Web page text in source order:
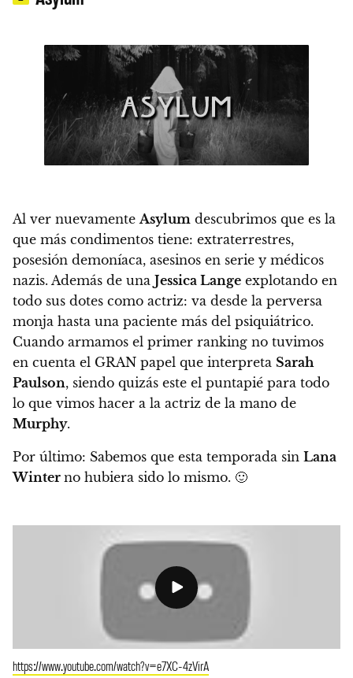
Al ver nuevamenteAsylum descubrimos que es la
que más condimentos tiene: extraterrestres,
posesión demoníaca, asesinos en serie y médicos
nazis. Además de una Jessica Lange explotando en
todo sus dotes como actriz: va desde la perversa
monja hasta una paciente más del psiquiátrico.
Cuando armamos el primer ranking no tuvimos
en cuenta el GRAN papel que interpreta Sarah
Paulson, siendo quizás este el puntapié para todo
lo que vimos hacer a la actriz de la mano de
Murphy.
Por último: Sabemos que esta temporada sin Lana
Winter no hubiera sido lo mismo. 🙂
https://www.youtube.com/watch?v=e7XC-4zVirA